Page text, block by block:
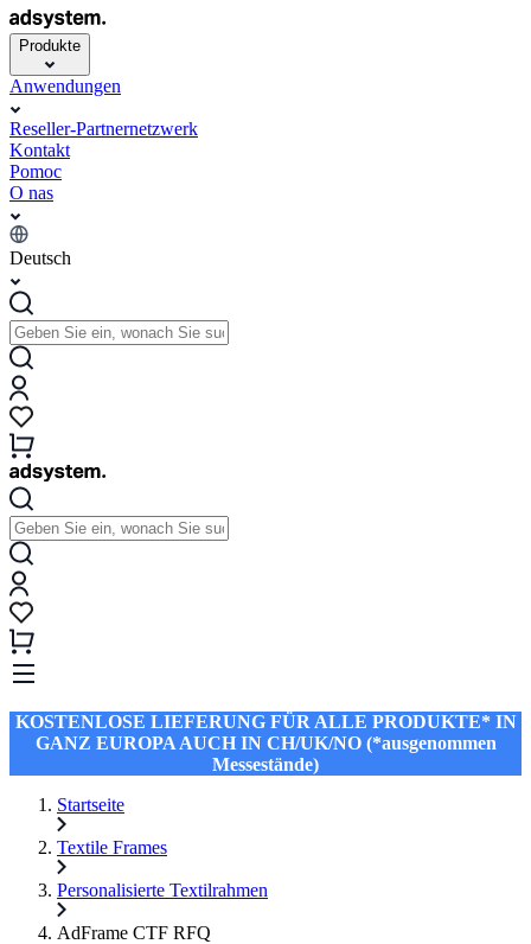
Produkte
Anwendungen
Reseller-Partnernetzwerk
Kontakt
Pomoc
O nas
Deutsch
KOSTENLOSE LIEFERUNG FÜR ALLE PRODUKTE* IN
GANZ EUROPA AUCH IN CH/UK/NO (*ausgenommen
Messestände)
Startseite
Textile Frames
Personalisierte Textilrahmen
AdFrame CTF RFQ